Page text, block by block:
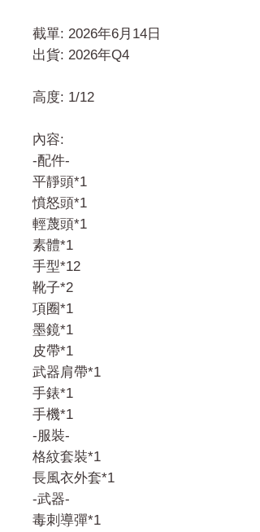
截單: 2026年6月14日
出貨: 2026年Q4
高度: 1/12
內容:
-配件-
平靜頭*1
憤怒頭*1
輕蔑頭*1
素體*1
手型*12
靴子*2
項圈*1
墨鏡*1
皮帶*1
武器肩帶*1
手錶*1
手機*1
-服裝-
格紋套裝*1
長風衣外套*1
-武器-
毒刺導彈*1